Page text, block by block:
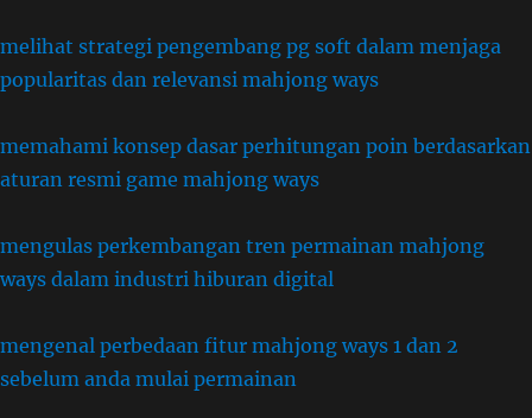
melihat strategi pengembang pg soft dalam menjaga
popularitas dan relevansi mahjong ways
memahami konsep dasar perhitungan poin berdasarkan
aturan resmi game mahjong ways
mengulas perkembangan tren permainan mahjong
ways dalam industri hiburan digital
mengenal perbedaan fitur mahjong ways 1 dan 2
sebelum anda mulai permainan